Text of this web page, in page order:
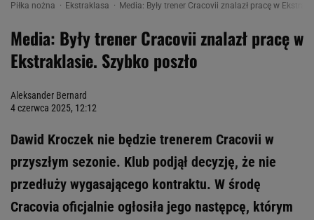
Piłka nożna Ekstraklasa Media: Były trener Cracovii znalazł pracę w
Media: Były trener Cracovii znalazł pracę w
Ekstraklasie. Szybko poszło
Aleksander Bernard
4 czerwca 2025, 12:12
Dawid Kroczek nie będzie trenerem Cracovii w
przyszłym sezonie. Klub podjął decyzję, że nie
przedłuży wygasającego kontraktu. W środę
Cracovia oficjalnie ogłosiła jego następcę, którym